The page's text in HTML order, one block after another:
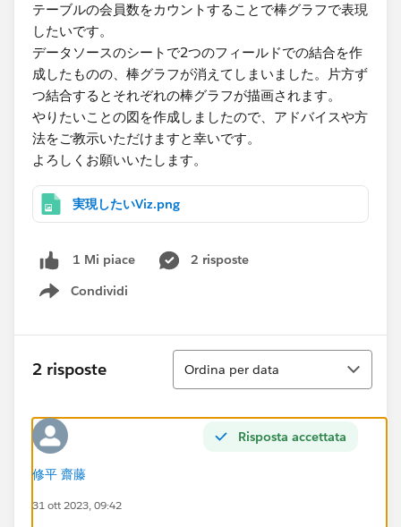
テーブルの会員数をカウントすることで棒グラフで表現
したいです。
データソースのシートで2つのフィールドでの結合を作
成したものの、棒グラフが消えてしまいました。片方ず
つ結合するとそれぞれの棒グラフが描画されます。
やりたいことの図を作成しましたので、アドバイスや方
法をご教示いただけますと幸いです。
よろしくお願いいたします。
実現したいViz.png
1 Mi piace
2 risposte
Condividi
Show menu
2 risposte
Ordina
Ordina per data
Risposta accettata
修平 齋藤
31 ott 2023, 09:42